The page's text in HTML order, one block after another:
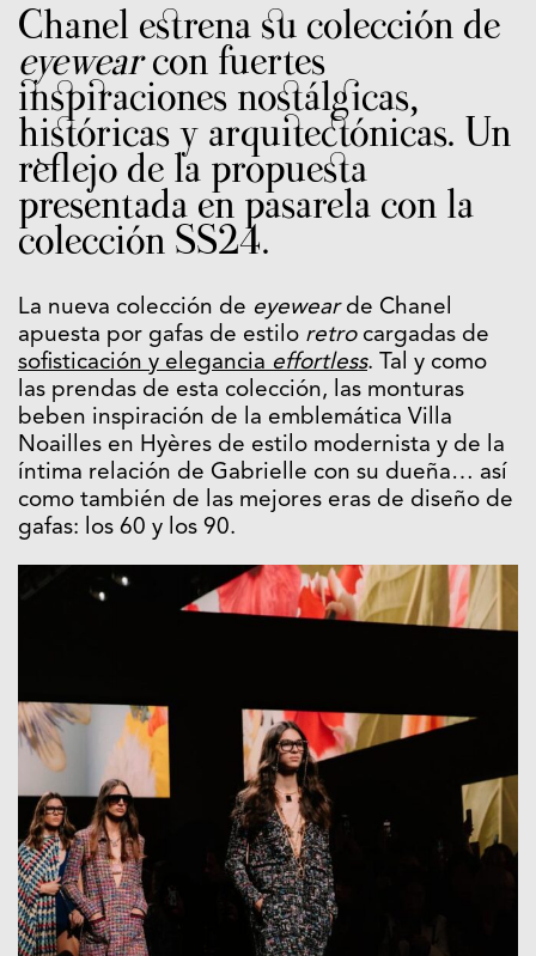
Chanel estrena su colección de
eyewearcon fuertes
inspiraciones nostálgicas,
históricas y arquitectónicas. Un
reflejo de la propuesta
presentada en pasarela con la
colección SS24.
La nueva colección de eyewearde Chanel
apuesta por gafas de estilo retrocargadas de
sofisticación y elegancia effortless. Tal y como
las prendas de esta colección, las monturas
beben inspiración de la emblemática Villa
Noailles en Hyères de estilo modernista y de la
íntima relación de Gabrielle con su dueña… así
como también de las mejores eras de diseño de
gafas: los 60 y los 90.